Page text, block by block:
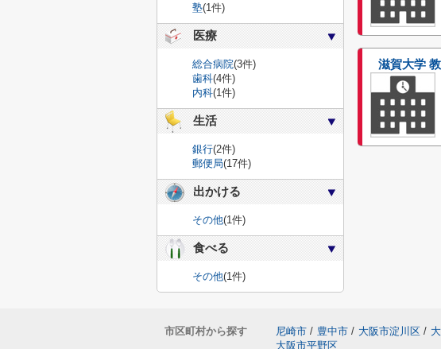
滋賀大学
塾(1件)
医療
総合病院(3件)
歯科(4件)
内科(1件)
生活
銀行(2件)
郵便局(17件)
出かける
その他(1件)
食べる
その他(1件)
市区町村から探す 尼崎市 / 豊中市 / 大阪市淀川区 /
大阪市平野区